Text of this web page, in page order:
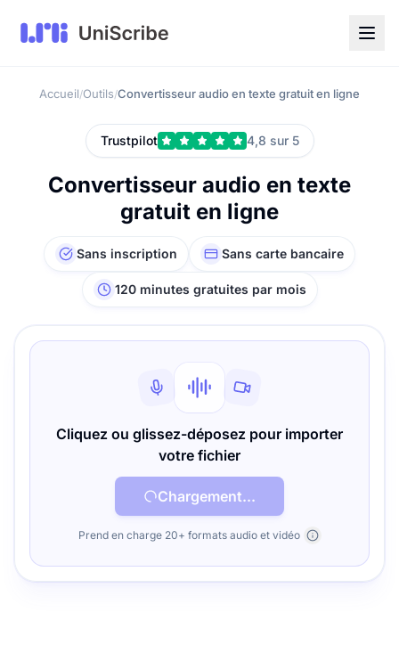
Accueil/Outils/Convertisseur audio en texte gratuit en ligne
Trustpilot 4,8 sur 5
Convertisseur audio en texte
gratuit en ligne
Sans inscription Sans carte bancaire
120 minutes gratuites par mois
Cliquez ou glissez-déposez pour importer
votre fichier
Chargement...
Prend en charge 20+ formats audio et vidéo